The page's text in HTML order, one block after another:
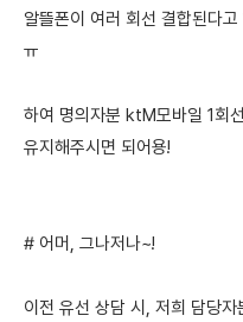
알뜰폰이 여러 회선 결합된다
ㅠ
하여 명의자분 ktM모바일 1회
유지해주시면 되어용!
# 어머, 그나저나~!
이전 유선 상담 시, 저희 담당